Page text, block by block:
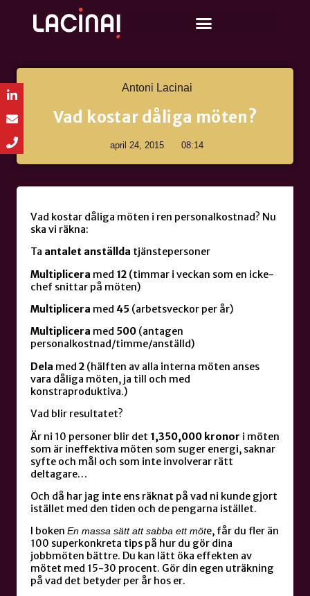
Antoni Lacinai
Vad kostar dåliga möten?
april 24, 2015 08:14
Vad kostar dåliga möten i ren personalkostnad? Nu
ska vi räkna:
Ta antalet anställda tjänstepersoner
Multiplicera med 12 (timmar i veckan som en icke-
chef snittar på möten)
Multiplicera med 45 (arbetsveckor per år)
Multiplicera med 500 (antagen
personalkostnad/timme/anställd)
Dela med 2 (hälften av alla interna möten anses
vara dåliga möten, ja till och med
konstraproduktiva.)
Vad blir resultatet?
Är ni 10 personer blir det 1,350,000 kronor i möten
som är ineffektiva möten som suger energi, saknar
syfte och mål och som inte involverar rätt
deltagare…
Och då har jag inte ens räknat på vad ni kunde gjort
istället med den tiden och de pengarna istället.
I boken En massa sätt att sabba ett möte, får du fler än
100 superkonkreta tips på hur du gör dina
jobbmöten bättre. Du kan lätt öka effekten av
mötet med 15-30 procent. Gör din egen uträkning
på vad det betyder per år hos er.